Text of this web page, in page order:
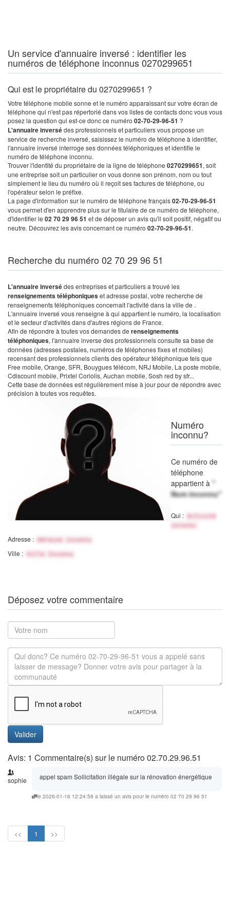
Un service d'annuaire inversé : identifier les
numéros de téléphone inconnus 0270299651
Qui est le propriétaire du 0270299651 ?
Votre téléphone mobile sonne et le numéro apparaissant sur votre écran de
téléphone qui n'est pas répertorié dans vos listes de contacts donc vous vous
posez la question qui est-ce donc ce numéro 02-70-29-96-51 ?
L'annuaire inversédes professionnels et particuliers vous propose un
service de recherche inversé, saisissez le numéro de téléphone à identifier,
l'annuaire inversé interroge ses données téléphoniques et identifie le
numéro de téléphone inconnu.
Trouver l'identité du propriétaire de la ligne de téléphone 0270299651, soit
une entreprise soit un particulier on vous donne son prénom, nom ou tout
simplement le lieu du numéro où il reçoit ses factures de téléphone, ou
l'opérateur selon le préfixe.
La page d'information sur le numéro de téléphone français02-70-29-96-51
vous permet d'en apprendre plus sur le titulaire de ce numéro de téléphone,
d'identifier le 02 70 29 96 51 et de déposer un avis qu'il soit positif, négatif ou
neutre. Découvrez les avis concernant ce numéro 02-70-29-96-51.
Recherche du numéro 02 70 29 96 51
L'annuaire inversédes entreprises et particuliers a trouvé les
renseignements téléphoniqueset adresse postal, votre recherche de
renseignements téléphoniques concernait l'activité dans la ville de .
L'annuaire inversé vous renseigne à qui appartient le numéro, la localisation
et le secteur d'activités dans d'autres régions de France.
Afin de répondre à toutes vos demandes de renseignements
téléphoniques, l'annuaire inverse des professionnels consulte sa base de
données (adresses postales, numéros de téléphones fixes et mobiles)
recensant des professionnels clients des opérateur téléphonique tels que
Free mobile, Orange, SFR, Bouygues télécom, NRJ Mobile, La poste mobile,
Cdiscount mobile, Prixtel Coriolis, Auchan mobile, Sosh red by sfr...
Cette base de données est régulièrement mise à jour pour de répondre avec
précision à toutes vos requêtes.
Numéro
inconnu?
Ce numéro de
téléphone
appartient à "
Nom inconnu"
Qui :
Activité
inconnu
Adresse : Adresse inconnu
Ville : Ville Inconnu
Déposez votre commentaire
Valider
Avis: 1 Commentaire(s) sur le numéro 02.70.29.96.51
sophie appel spam Sollicitation illégale sur la rénovation énergétique
le 2026-01-16 12:24:58 a laissé un avis pour le numéro 02 70 29 96 51
<< 1 >>